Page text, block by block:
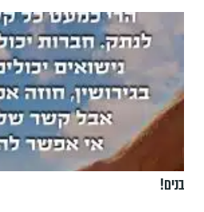
בנים!